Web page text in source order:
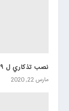
نصب تذكاري ل ٥٣٩ شهيد
مارس 22, 2020